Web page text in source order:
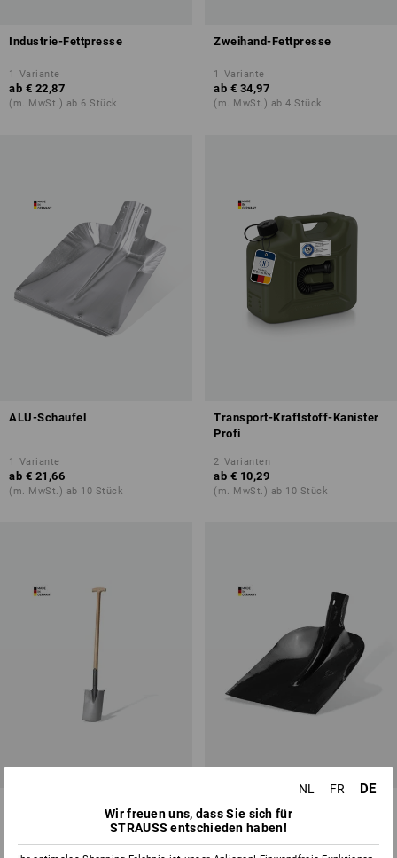
Industrie-Fettpresse
1 Variante
ab € 22,87
(m. MwSt.) ab 6 Stück
Zweihand-Fettpresse
1 Variante
ab € 34,97
(m. MwSt.) ab 4 Stück
ALU-Schaufel
1 Variante
ab € 21,66
(m. MwSt.) ab 10 Stück
Transport-Kraftstoff-Kanister
Profi
2 Varianten
ab € 10,29
(m. MwSt.) ab 10 Stück
NL FR DE
Wir freuen uns, dass Sie sich für
STRAUSS entschieden haben!